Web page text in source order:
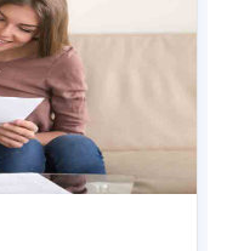
Bonus
₹2.21 Cr
Paid to nominee
Get Details